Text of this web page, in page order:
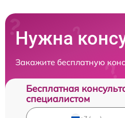
Нужна
Закажите бесплатную
Бесплатная
специалистом